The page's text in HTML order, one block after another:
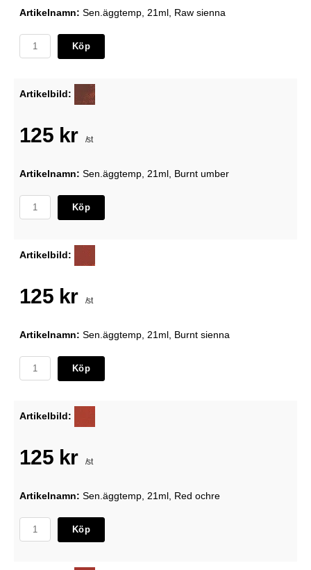
Artikelnamn: Sen.äggtemp, 21ml, Raw sienna
Köp
Artikelbild:
125 kr /st
Artikelnamn: Sen.äggtemp, 21ml, Burnt umber
Köp
Artikelbild:
125 kr /st
Artikelnamn: Sen.äggtemp, 21ml, Burnt sienna
Köp
Artikelbild:
125 kr /st
Artikelnamn: Sen.äggtemp, 21ml, Red ochre
Köp